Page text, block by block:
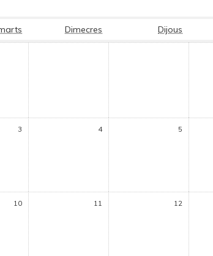
Dimecres Dijous
3 4 5
10 11 12